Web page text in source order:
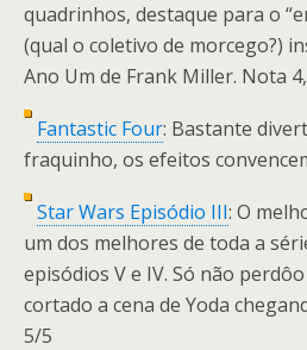
quadrinhos, destaque para o
(qual o coletivo de morcego?)
Ano Um de Frank Miller. Nota
Fantastic Four: Bastante
fraquinho, os efeitos
Star Wars Episódio III: O
um dos melhores de toda a
episódios V e IV. Só não
cortado a cena de Yoda
5/5